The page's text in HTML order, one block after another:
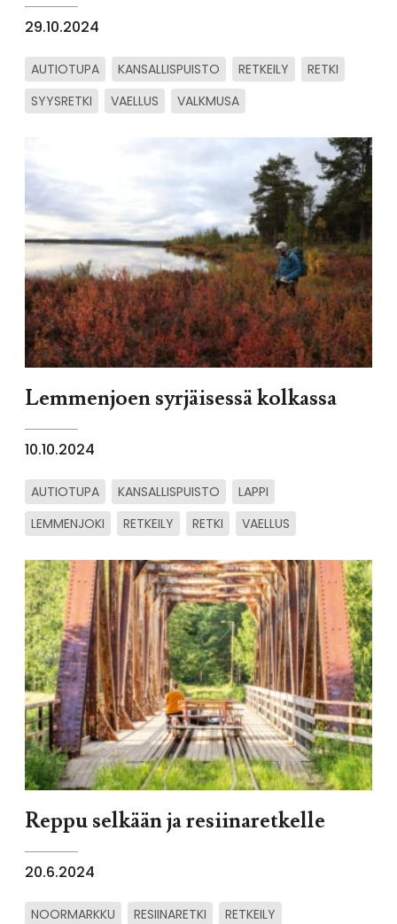
29.10.2024
AUTIOTUPA KANSALLISPUISTO RETKEILY
RETKI
SYYSRETKI
VAELLUS VALKMUSA
Lemmenjoen syrjäisessä kolkassa
10.10.2024
AUTIOTUPA KANSALLISPUISTO
LAPPI
LEMMENJOKI
RETKEILY RETKI VAELLUS
Reppu selkään ja resiinaretkelle
20.6.2024
NOORMARKKU RESIINARETKI
RETKEILY